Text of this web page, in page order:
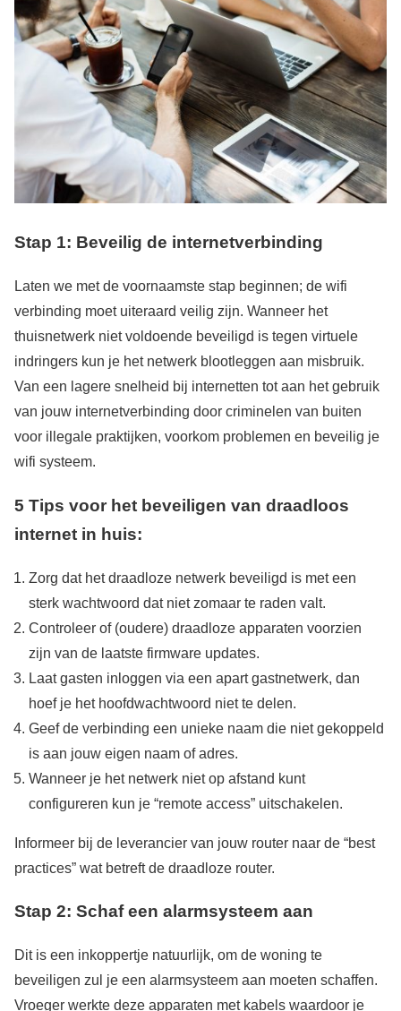
Stap 1: Beveilig de internetverbinding
Laten we met de voornaamste stap beginnen; de wifi
verbinding moet uiteraard veilig zijn. Wanneer het
thuisnetwerk niet voldoende beveiligd is tegen virtuele
indringers kun je het netwerk blootleggen aan misbruik.
Van een lagere snelheid bij internetten tot aan het gebruik
van jouw internetverbinding door criminelen van buiten
voor illegale praktijken, voorkom problemen en beveilig je
wifi systeem.
5 Tips voor het beveiligen van draadloos
internet in huis:
Zorg dat het draadloze netwerk beveiligd is met een
sterk wachtwoord dat niet zomaar te raden valt.
Controleer of (oudere) draadloze apparaten voorzien
zijn van de laatste firmware updates.
Laat gasten inloggen via een apart gastnetwerk, dan
hoef je het hoofdwachtwoord niet te delen.
Geef de verbinding een unieke naam die niet gekoppeld
is aan jouw eigen naam of adres.
Wanneer je het netwerk niet op afstand kunt
configureren kun je “remote access” uitschakelen.
Informeer bij de leverancier van jouw router naar de “best
practices” wat betreft de draadloze router.
Stap 2: Schaf een alarmsysteem aan
Dit is een inkoppertje natuurlijk, om de woning te
beveiligen zul je een alarmsysteem aan moeten schaffen.
Vroeger werkte deze apparaten met kabels waardoor je